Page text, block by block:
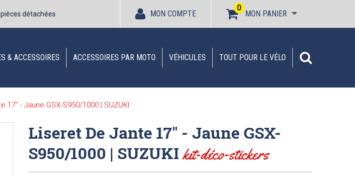
détachées MON PANIER
0
MON COMPTE
& ACCESSOIRES ACCESSOIRES PAR MOTO VÉHICULES TOUT POUR LE VÉLO
17" - Jaune GSX-S950/1000 | SUZUKI
Liseret De Jante 17" - Jaune GSX-
S950/1000 | SUZUKIkit-déco-stickers